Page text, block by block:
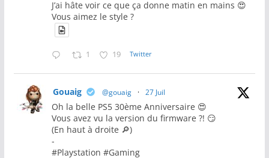
J’ai hâte voir ce que ça donne matin en mains 😍
Vous aimez le style ?
1 19 Twitter
Gouaig @gouaig · 27 Juil
Oh la belle PS5 30ème Anniversaire 😍
Vous avez vu la version du firmware ?! 😏
(En haut à droite 🔎)
-
#Playstation #Gaming